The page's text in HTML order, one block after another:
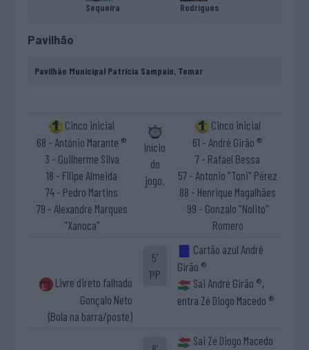
Sequeira Rodrigues
Pavilhão
Pavilhão Municipal Patrícia Sampaio, Tomar
Cinco inicial
68 - António Marante ®
3 - Guilherme Silva
18 - Filipe Almeida
74 - Pedro Martins
79 - Alexandre Marques
"Xanoca"
Início
do
jogo.
Cinco inicial
61 - André Girão ®
7 - Rafael Bessa
57 - Antonio "Toni" Pérez
88 - Henrique Magalhães
99 - Gonzalo "Nolito"
Romero
Livre direto falhado
Gonçalo Neto
(Bola na barra/poste)
5'
1ªP
Cartão azul André
Girão ®
Sai André Girão ®,
entra Zé Diogo Macedo ®
Sai Zé Diogo Macedo